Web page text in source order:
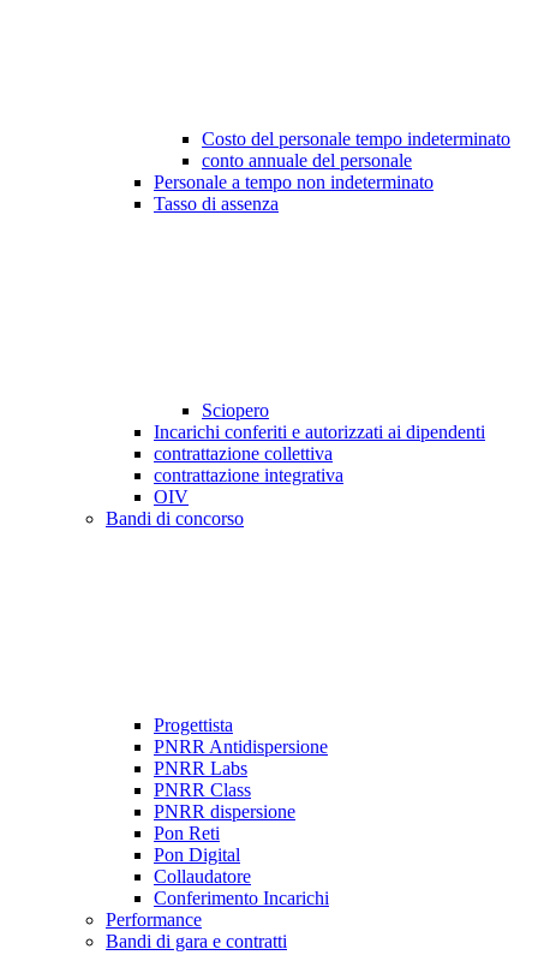
Costo del personale tempo indeterminato
conto annuale del personale
Personale a tempo non indeterminato
Tasso di assenza
Sciopero
Incarichi conferiti e autorizzati ai dipendenti
contrattazione collettiva
contrattazione integrativa
OIV
Bandi di concorso
Progettista
PNRR Antidispersione
PNRR Labs
PNRR Class
PNRR dispersione
Pon Reti
Pon Digital
Collaudatore
Conferimento Incarichi
Performance
Bandi di gara e contratti